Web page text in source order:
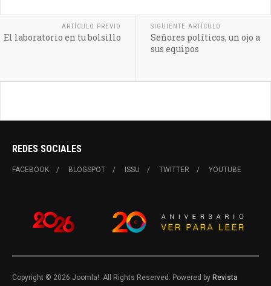
ARTÍCULO PREVIO
El laboratorio en tu bolsillo
SIGUIENTE ARTÍCULO
Señores políticos, un ojo a
sus equipos
REDES SOCIALES
FACEBOOK BLOGSPOT ISSU TWITTER YOUTUBE
Copyright © 2026 Joomla!. All Rights Reserved. Powered by Revista